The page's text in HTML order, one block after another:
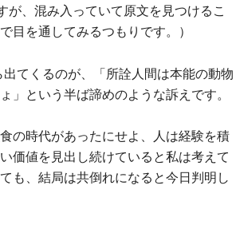
が、混み入っていて原文を見つけるこ
目を通してみるつもりです。）
てくるのが、「所詮人間は本能の動物
という半ば諦めのような訴えです。
の時代があったにせよ、人は経験を積
価値を見出し続けていると私は考えて
も、結局は共倒れになると今日判明し